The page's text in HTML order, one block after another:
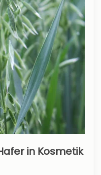
in Kosmetik